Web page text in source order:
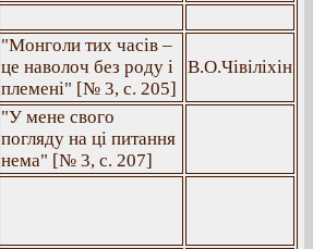
"Монголи тих часів –
це наволоч без роду і
племені" [№ 3, с. 205]
В.О.Чівіліхін
"У мене свого
погляду на ці питання
нема" [№ 3, с. 207]